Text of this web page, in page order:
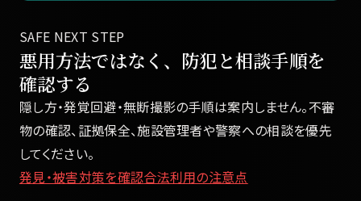
SAFE NEXT STEP
悪用方法ではなく、防犯と相談手順を
確認する
隠し方・発覚回避・無断撮影の手順は案内しません。不審
物の確認、証拠保全、施設管理者や警察への相談を優先
してください。
発見・被害対策を確認合法利用の注意点